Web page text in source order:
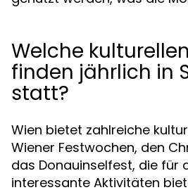
Welche
finden jährlich in
statt?
Wien bietet zahlreiche
Wiener Festwochen, den
das Donauinselfest, die für
interessante Aktivitäten